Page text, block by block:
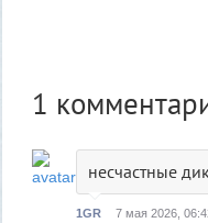
1
несчастные
1GR 7 мая 2026,